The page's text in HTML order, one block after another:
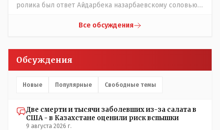
ролика был ответ Айдарбека назарбаевскому соловью
просто напросто - КЛОУНЫ или МАРИОНЕТКИ власти и
видимость ИНТРИГИ выборов, его как бы и якобы
НАКАЛ - и тот и этот без разрешения АП - и шага,
- идёт СКУЧНАЯ и НУДНАЯ и МОНОТОННАЯ и полностью
усмотрению: - их мгновенно лишать возможности идти
на выборы и не дадут им места в будущем Курултае: -
Все обсуждения
Обсуждения
Новые Популярные Свободные темы
Две смерти и тысячи заболевших из-за салата в
США - в Казахстане оценили риск вспышки
9 августа 2026 г.